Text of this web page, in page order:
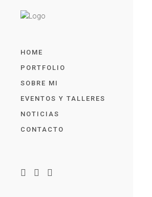
HOME
PORTFOLIO
SOBRE MI
EVENTOS Y TALLERES
NOTICIAS
CONTACTO